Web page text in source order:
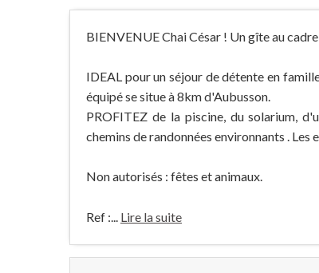
BIENVENUE Chai César ! Un gîte au
IDEAL pour un séjour de détente en
équipé se situe à 8km d'Aubusson.
PROFITEZ de la piscine, du solarium,
chemins de randonnées environnants .
Non autorisés : fêtes et animaux.
Ref :... Lire la suite